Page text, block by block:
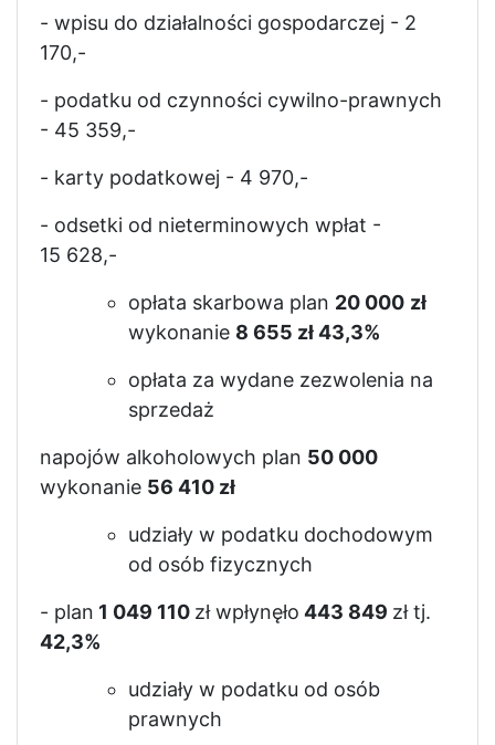
- wpisu do działalności gospodarczej - 2
170,-
- podatku od czynności cywilno-prawnych
- 45 359,-
- karty podatkowej - 4 970,-
- odsetki od nieterminowych wpłat -
15 628,-
opłata skarbowa plan 20 000 zł
wykonanie 8 655 zł 43,3%
opłata za wydane zezwolenia na
sprzedaż
napojów alkoholowych plan 50 000
wykonanie 56 410 zł
udziały w podatku dochodowym
od osób fizycznych
- plan 1 049 110 zł wpłynęło 443 849 zł tj.
42,3%
udziały w podatku od osób
prawnych